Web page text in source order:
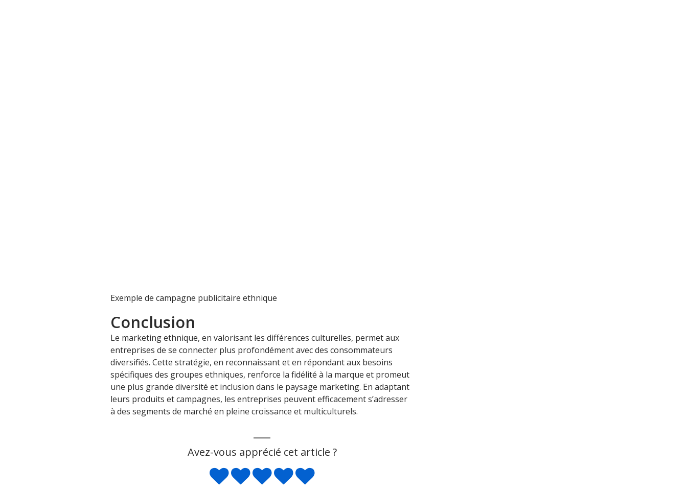
Exemple de campagne publicitaire ethnique
Conclusion
Le marketing ethnique, en valorisant les différences culturelles, permet aux
entreprises de se connecter plus profondément avec des consommateurs
diversifiés. Cette stratégie, en reconnaissant et en répondant aux besoins
spécifiques des groupes ethniques, renforce la fidélité à la marque et promeut
une plus grande diversité et inclusion dans le paysage marketing. En adaptant
leurs produits et campagnes, les entreprises peuvent efficacement s’adresser
à des segments de marché en pleine croissance et multiculturels.
Avez-vous apprécié cet article ?